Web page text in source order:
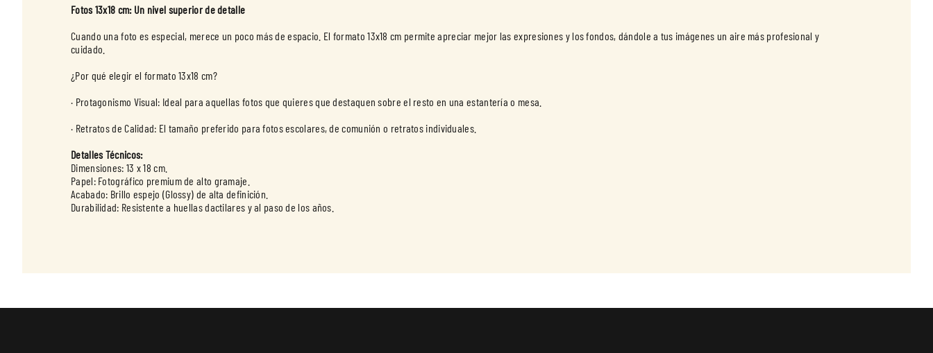
Fotos 13x18 cm: Un nivel superior de detalle
Cuando una foto es especial, merece un poco más de espacio. El formato 13x18 cm permite apreciar mejor las expresiones y los fondos, dándole a tus imágenes un aire más profesional y
cuidado.
¿Por qué elegir el formato 13x18 cm?
· Protagonismo Visual: Ideal para aquellas fotos que quieres que destaquen sobre el resto en una estantería o mesa.
· Retratos de Calidad: El tamaño preferido para fotos escolares, de comunión o retratos individuales.
Detalles Técnicos:
Dimensiones: 13 x 18 cm.
Papel: Fotográfico premium de alto gramaje.
Acabado: Brillo espejo (Glossy) de alta definición.
Durabilidad: Resistente a huellas dactilares y al paso de los años.